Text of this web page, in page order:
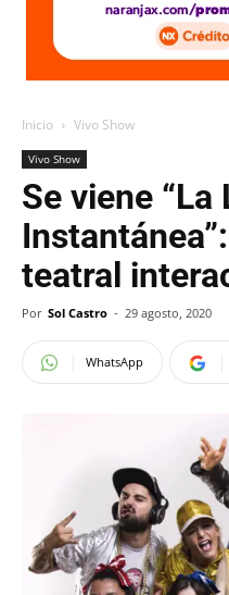
Inicio Vivo Show
Vivo Show
Se viene “La
teatral
Por Sol Castro - 29 agosto, 2020
WhatsApp